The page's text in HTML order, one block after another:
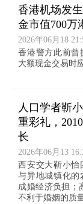
香港机场发
金市值700万
2026年06月18
香港警方此前曾
大额现金交易时
人口学者靳
重彩礼，
长
2026年06月13
西安交大靳小怡
与异地城镇化的
成婚经济负担；
不利于婚姻的质